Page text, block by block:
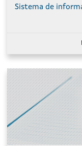
Sistema de